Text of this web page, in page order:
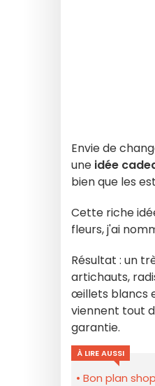
Envie de
une idée
bien que les
Cette riche
fleurs, j'ai
Résultat : un
artichauts,
œillets blancs
viennent tout
garantie.
À LIRE AUSSI
Bon plan